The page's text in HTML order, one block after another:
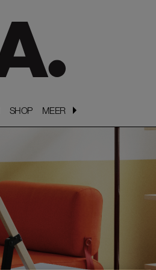
SHOP
SHOP MEER
MEER